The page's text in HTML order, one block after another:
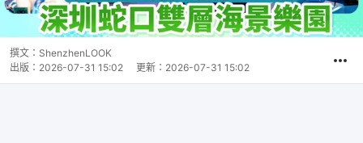
撰文： ShenzhenLOOK
出版： 2026-07-31 15:02 更新： 2026-07-31 15:02